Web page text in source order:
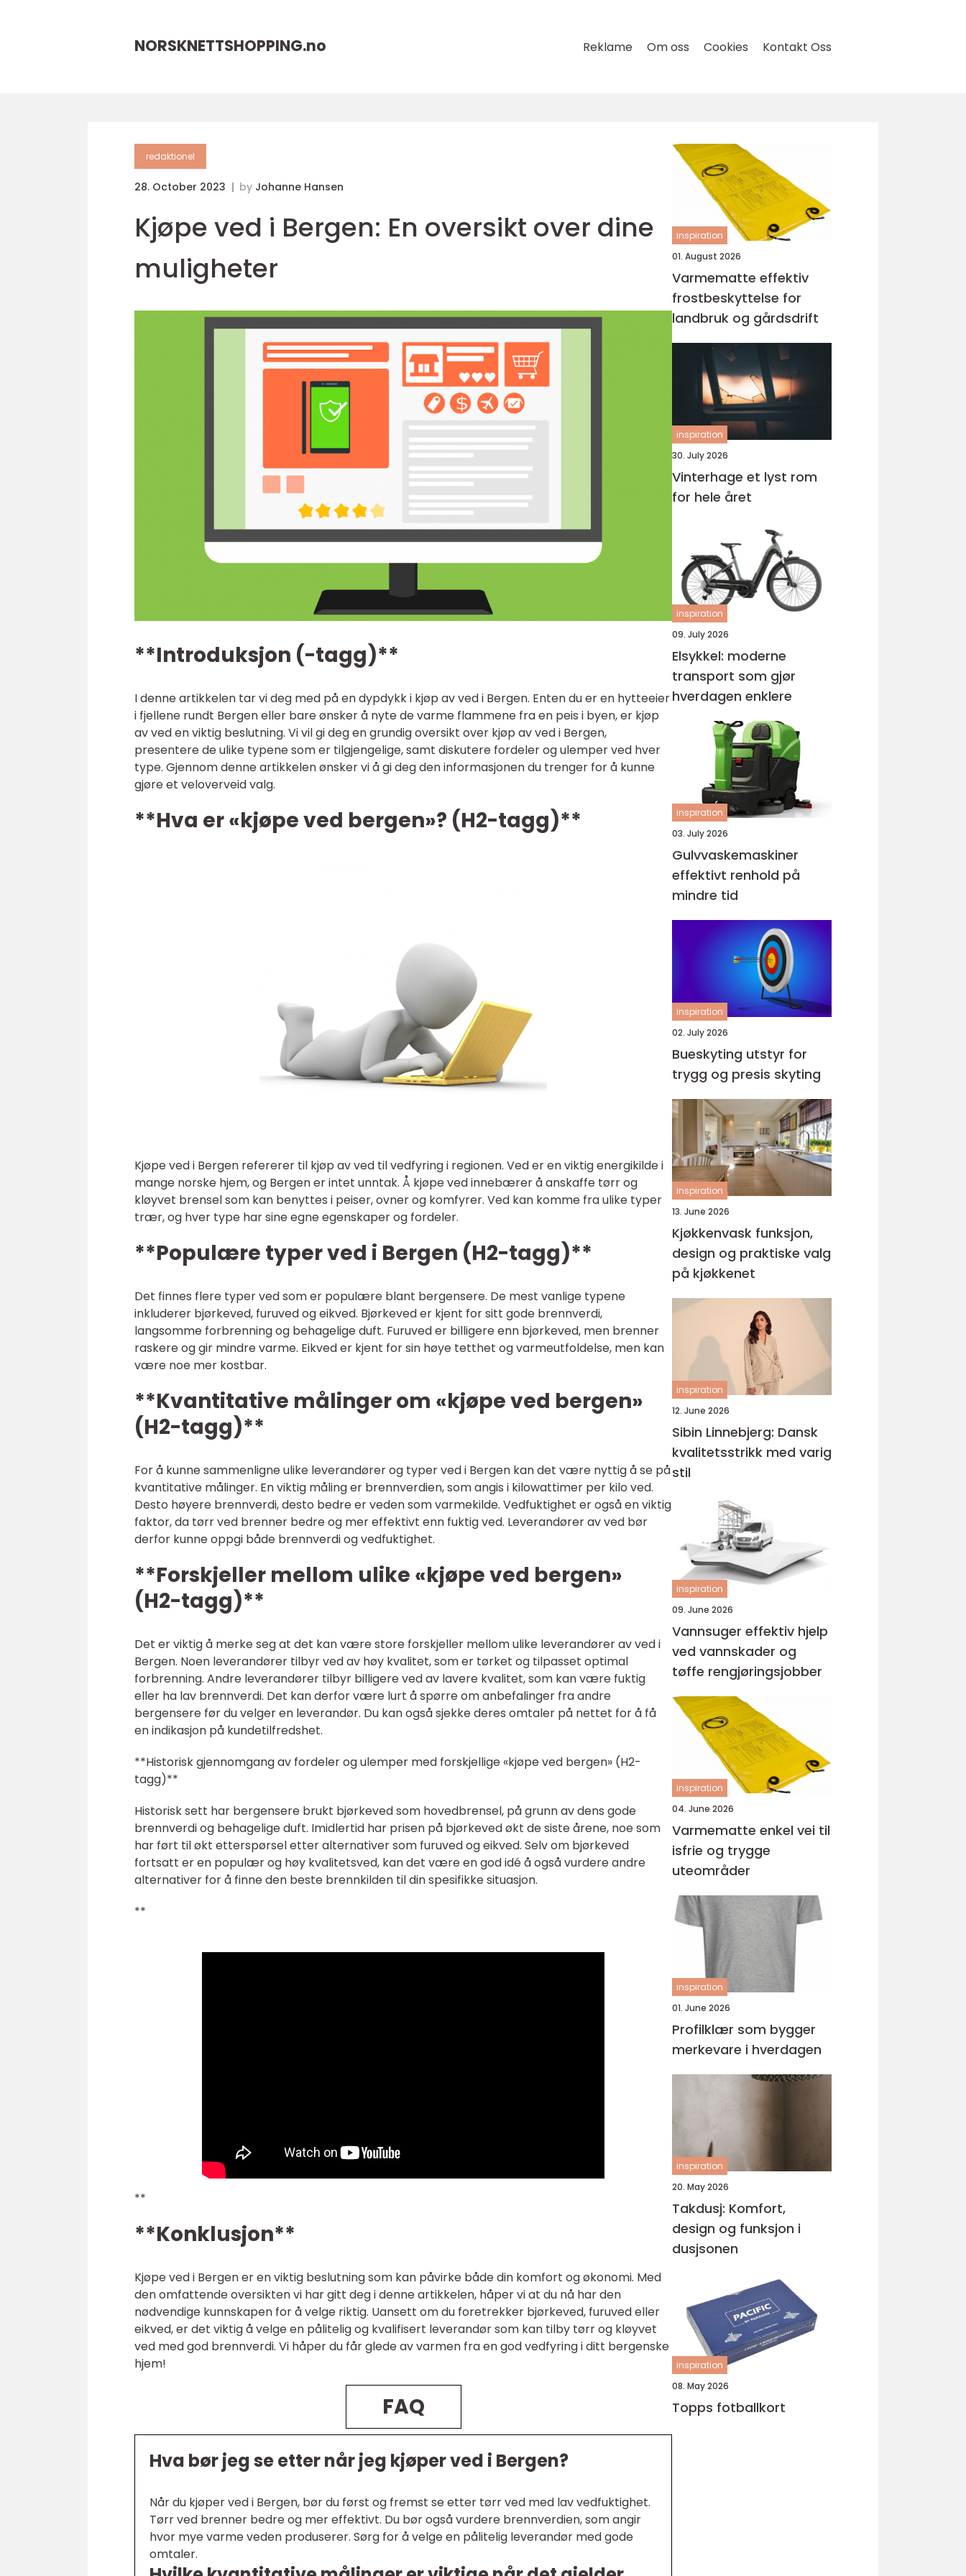
NORSKNETTSHOPPING.no Reklame Om oss Cookies Kontakt Oss
redaktionel
28. October 2023 by Johanne Hansen
Kjøpe ved i Bergen: En oversikt over dine
muligheter
**Introduksjon (-tagg)**
I denne artikkelen tar vi deg med på en dypdykk i kjøp av ved i Bergen. Enten du er en hytteeier
i fjellene rundt Bergen eller bare ønsker å nyte de varme flammene fra en peis i byen, er kjøp
av ved en viktig beslutning. Vi vil gi deg en grundig oversikt over kjøp av ved i Bergen,
presentere de ulike typene som er tilgjengelige, samt diskutere fordeler og ulemper ved hver
type. Gjennom denne artikkelen ønsker vi å gi deg den informasjonen du trenger for å kunne
gjøre et veloverveid valg.
**Hva er «kjøpe ved bergen»? (H2-tagg)**
Kjøpe ved i Bergen refererer til kjøp av ved til vedfyring i regionen. Ved er en viktig energikilde i
mange norske hjem, og Bergen er intet unntak. Å kjøpe ved innebærer å anskaffe tørr og
kløyvet brensel som kan benyttes i peiser, ovner og komfyrer. Ved kan komme fra ulike typer
trær, og hver type har sine egne egenskaper og fordeler.
**Populære typer ved i Bergen (H2-tagg)**
Det finnes flere typer ved som er populære blant bergensere. De mest vanlige typene
inkluderer bjørkeved, furuved og eikved. Bjørkeved er kjent for sitt gode brennverdi,
langsomme forbrenning og behagelige duft. Furuved er billigere enn bjørkeved, men brenner
raskere og gir mindre varme. Eikved er kjent for sin høye tetthet og varmeutfoldelse, men kan
være noe mer kostbar.
**Kvantitative målinger om «kjøpe ved bergen»
(H2-tagg)**
For å kunne sammenligne ulike leverandører og typer ved i Bergen kan det være nyttig å se på
kvantitative målinger. En viktig måling er brennverdien, som angis i kilowattimer per kilo ved.
Desto høyere brennverdi, desto bedre er veden som varmekilde. Vedfuktighet er også en viktig
faktor, da tørr ved brenner bedre og mer effektivt enn fuktig ved. Leverandører av ved bør
derfor kunne oppgi både brennverdi og vedfuktighet.
**Forskjeller mellom ulike «kjøpe ved bergen»
(H2-tagg)**
Det er viktig å merke seg at det kan være store forskjeller mellom ulike leverandører av ved i
Bergen. Noen leverandører tilbyr ved av høy kvalitet, som er tørket og tilpasset optimal
forbrenning. Andre leverandører tilbyr billigere ved av lavere kvalitet, som kan være fuktig
eller ha lav brennverdi. Det kan derfor være lurt å spørre om anbefalinger fra andre
bergensere før du velger en leverandør. Du kan også sjekke deres omtaler på nettet for å få
en indikasjon på kundetilfredshet.
**Historisk gjennomgang av fordeler og ulemper med forskjellige «kjøpe ved bergen» (H2-
tagg)**
Historisk sett har bergensere brukt bjørkeved som hovedbrensel, på grunn av dens gode
brennverdi og behagelige duft. Imidlertid har prisen på bjørkeved økt de siste årene, noe som
har ført til økt etterspørsel etter alternativer som furuved og eikved. Selv om bjørkeved
fortsatt er en populær og høy kvalitetsved, kan det være en god idé å også vurdere andre
alternativer for å finne den beste brennkilden til din spesifikke situasjon.
**
**
**Konklusjon**
Kjøpe ved i Bergen er en viktig beslutning som kan påvirke både din komfort og økonomi. Med
den omfattende oversikten vi har gitt deg i denne artikkelen, håper vi at du nå har den
nødvendige kunnskapen for å velge riktig. Uansett om du foretrekker bjørkeved, furuved eller
eikved, er det viktig å velge en pålitelig og kvalifisert leverandør som kan tilby tørr og kløyvet
ved med god brennverdi. Vi håper du får glede av varmen fra en god vedfyring i ditt bergenske
hjem!
FAQ
Hva bør jeg se etter når jeg kjøper ved i Bergen?
Når du kjøper ved i Bergen, bør du først og fremst se etter tørr ved med lav vedfuktighet.
Tørr ved brenner bedre og mer effektivt. Du bør også vurdere brennverdien, som angir
hvor mye varme veden produserer. Sørg for å velge en pålitelig leverandør med gode
omtaler.
inspiration
01. August 2026
Varmematte effektiv
frostbeskyttelse for
landbruk og gårdsdrift
inspiration
30. July 2026
Vinterhage et lyst rom
for hele året
inspiration
09. July 2026
Elsykkel: moderne
transport som gjør
hverdagen enklere
inspiration
03. July 2026
Gulvvaskemaskiner
effektivt renhold på
mindre tid
inspiration
02. July 2026
Bueskyting utstyr for
trygg og presis skyting
inspiration
13. June 2026
Kjøkkenvask funksjon,
design og praktiske valg
på kjøkkenet
inspiration
12. June 2026
Sibin Linnebjerg: Dansk
kvalitetsstrikk med varig
stil
inspiration
09. June 2026
Vannsuger effektiv hjelp
ved vannskader og
tøffe rengjøringsjobber
inspiration
04. June 2026
Varmematte enkel vei til
isfrie og trygge
uteområder
inspiration
01. June 2026
Profilklær som bygger
merkevare i hverdagen
inspiration
20. May 2026
Takdusj: Komfort,
design og funksjon i
dusjsonen
inspiration
08. May 2026
Topps fotballkort